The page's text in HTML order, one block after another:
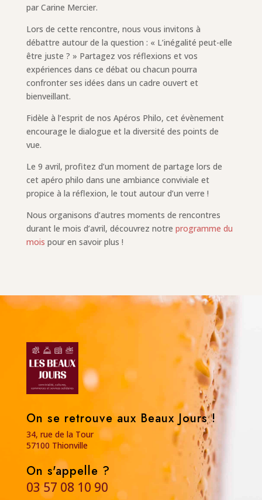
par Carine Mercier.
Lors de cette rencontre, nous vous invitons à
débattre autour de la question : « L’inégalité peut-elle
être juste ? » Partagez vos réflexions et vos
expériences dans ce débat ou chacun pourra
confronter ses idées dans un cadre ouvert et
bienveillant.
Fidèle à l’esprit de nos Apéros Philo, cet évènement
encourage le dialogue et la diversité des points de
vue.
Le 9 avril, profitez d’un moment de partage lors de
cet apéro philo dans une ambiance conviviale et
propice à la réflexion, le tout autour d’un verre !
Nous organisons d’autres moments de rencontres
durant le mois d’avril, découvrez notre programme du
mois pour en savoir plus !
On se retrouve aux Beaux Jours !
34, rue de la Tour
57100 Thionville
On s'appelle ?
03 57 08 10 90